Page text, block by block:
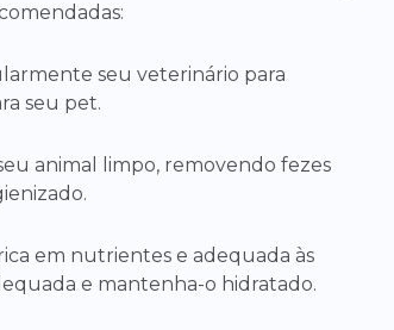
seu veterinário para
seu pet.
animal limpo, removendo fezes
em nutrientes e adequada às
e mantenha-o hidratado.